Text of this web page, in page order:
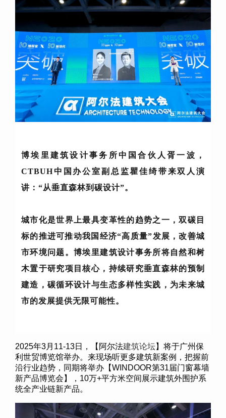
博埃里建筑设计事务所中国合伙人胥一波，
CTBUH中国办公室副总监瞿佳绮带来双人演
讲：“从垂直森林到碳设计”。
城市化是世界上最具变革性的趋势之一，双碳目
标的推进可推动我国经济“高质量”发展，改善城
市环境问题。博埃里建筑设计事务所将自然和树
木置于研究项目核心，持续研究垂直森林的预制
建造，碳循环设计与生态多样性实践，为未来城
市的发展提供无限可能性。
2025年3月 11-13日，【阿尔法建筑论坛】将于广州保
利世贸博览馆举办。来现场听更多建筑新案例，把握前
沿行业趋势，同期将举办【WINDOOR第31届门窗幕墙
新产品博览会】， 10万+平方米空间展示建筑外围护系
统全产业链新产品。